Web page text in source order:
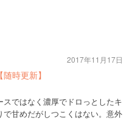
時更新】
ではなく濃厚でドロっとしたキ
甘めだがしつこくはない。意外
2017年11月17日